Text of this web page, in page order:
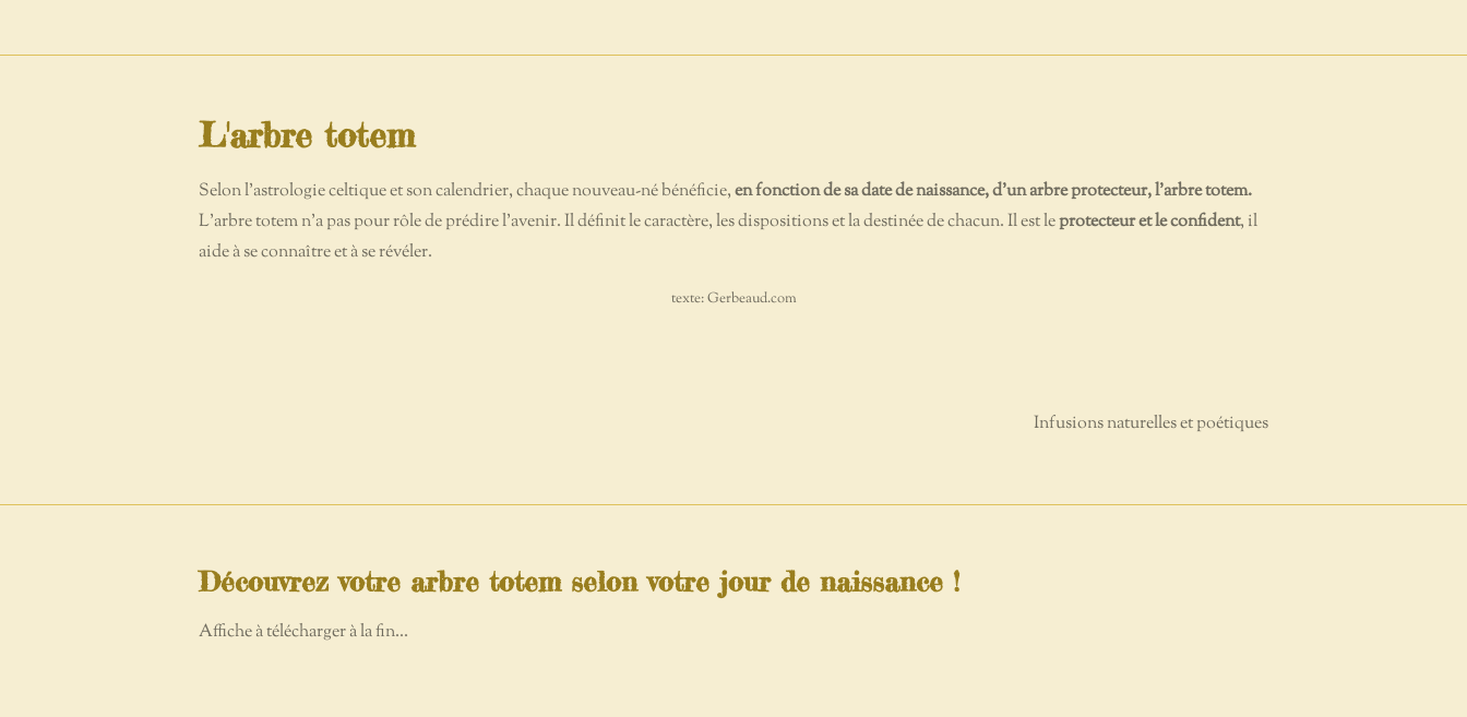
L'arbre totem
Selon l'astrologie celtique et son calendrier, chaque nouveau-né bénéficie,en fonction de sa date de naissance, d'un arbre protecteur, l'arbre totem.
L'arbre totem n'a pas pour rôle de prédire l'avenir. Il définit le caractère, les dispositions et la destinée de chacun. Il est leprotecteur et le confident, il
aide à se connaître et à se révéler.
texte:Gerbeaud.com
Infusions naturelles et poétiques
Découvrez votre arbre totem selon votre jour de naissance !
Affiche à télécharger à la fin...